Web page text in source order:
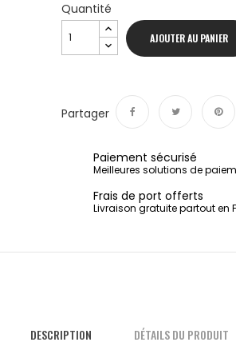
Quantité
AJOUTER AU PANIER
Partager
Paiement sécurisé
Meilleures solutions de
Frais de port offerts
Livraison gratuite partout en
DESCRIPTION DÉTAILS DU PRODUIT